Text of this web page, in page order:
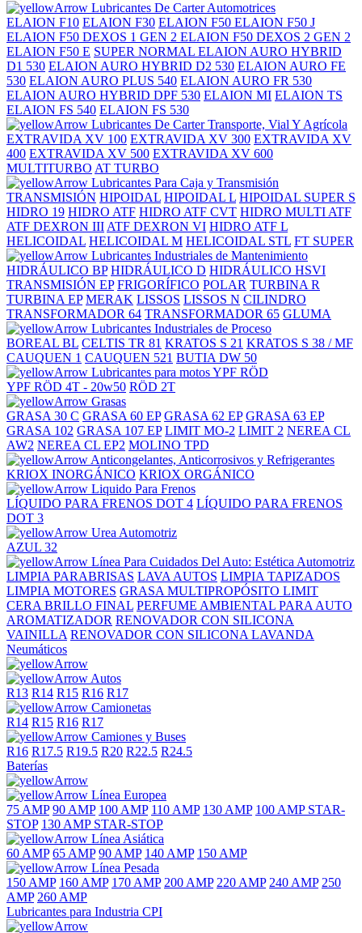
Lubricantes De Carter Automotrices
ELAION F10 ELAION F30 ELAION F50 ELAION F50 J
ELAION F50 DEXOS 1 GEN 2 ELAION F50 DEXOS 2 GEN 2
ELAION F50 E SUPER NORMAL ELAION AURO HYBRID
D1 530 ELAION AURO HYBRID D2 530 ELAION AURO FE
530 ELAION AURO PLUS 540 ELAION AURO FR 530
ELAION AURO HYBRID DPF 530 ELAION MI ELAION TS
ELAION FS 540 ELAION FS 530
Lubricantes De Carter Transporte, Vial Y Agrícola
EXTRAVIDA XV 100 EXTRAVIDA XV 300 EXTRAVIDA XV
400 EXTRAVIDA XV 500 EXTRAVIDA XV 600
MULTITURBO AT TURBO
Lubricantes Para Caja y Transmisión
TRANSMISIÓN HIPOIDAL HIPOIDAL L HIPOIDAL SUPER S
HIDRO 19 HIDRO ATF HIDRO ATF CVT HIDRO MULTI ATF
ATF DEXRON III ATF DEXRON VI HIDRO ATF L
HELICOIDAL HELICOIDAL M HELICOIDAL STL FT SUPER
Lubricantes Industriales de Mantenimiento
HIDRÁULICO BP HIDRÁULICO D HIDRÁULICO HSVI
TRANSMISIÓN EP FRIGORÍFICO POLAR TURBINA R
TURBINA EP MERAK LISSOS LISSOS N CILINDRO
TRANSFORMADOR 64 TRANSFORMADOR 65 GLUMA
Lubricantes Industriales de Proceso
BOREAL BL CELTIS TR 81 KRATOS S 21 KRATOS S 38 / MF
CAUQUEN 1 CAUQUEN 521 BUTIA DW 50
Lubricantes para motos YPF RÖD
YPF RÖD 4T - 20w50 RÖD 2T
Grasas
GRASA 30 C GRASA 60 EP GRASA 62 EP GRASA 63 EP
GRASA 102 GRASA 107 EP LIMIT MO-2 LIMIT 2 NEREA CL
AW2 NEREA CL EP2 MOLINO TPD
Anticongelantes, Anticorrosivos y Refrigerantes
KRIOX INORGÁNICO KRIOX ORGÁNICO
Liquido Para Frenos
LÍQUIDO PARA FRENOS DOT 4 LÍQUIDO PARA FRENOS
DOT 3
Urea Automotriz
AZUL 32
Línea Para Cuidados Del Auto: Estética Automotriz
LIMPIA PARABRISAS LAVA AUTOS LIMPIA TAPIZADOS
LIMPIA MOTORES GRASA MULTIPROPÓSITO LIMIT
CERA BRILLO FINAL PERFUME AMBIENTAL PARA AUTO
AROMATIZADOR RENOVADOR CON SILICONA
VAINILLA RENOVADOR CON SILICONA LAVANDA
Neumáticos
Autos
R13 R14 R15 R16 R17
Camionetas
R14 R15 R16 R17
Camiones y Buses
R16 R17.5 R19.5 R20 R22.5 R24.5
Baterías
Línea Europea
75 AMP 90 AMP 100 AMP 110 AMP 130 AMP 100 AMP STAR-
STOP 130 AMP STAR-STOP
Línea Asiática
60 AMP 65 AMP 90 AMP 140 AMP 150 AMP
Línea Pesada
150 AMP 160 AMP 170 AMP 200 AMP 220 AMP 240 AMP 250
AMP 260 AMP
Lubricantes para Industria CPI